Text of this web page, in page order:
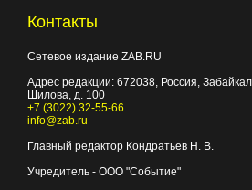
Контакты
Сетевое издание ZAB.RU
Адрес редакции: 672038, Россия,
Шилова, д. 100
+7 (3022) 32-55-66
info@zab.ru
Главный редактор Кондратьев Н. В.
Учредитель - ООО "Событие"